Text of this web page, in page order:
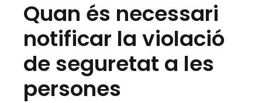
Quan és necessari
notificar la violació
de seguretat a les
persones